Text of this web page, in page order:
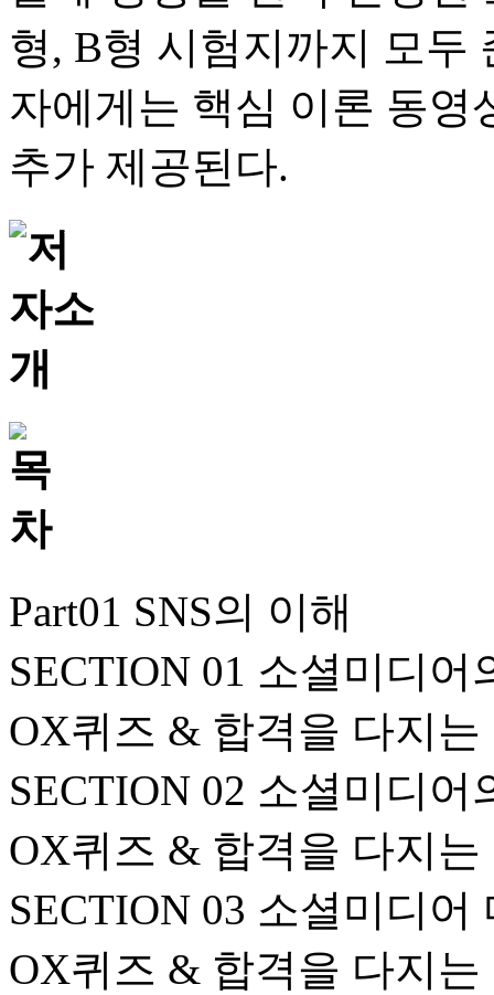
형, B형 시험지까지 모두
자에게는 핵심 이론 동영
추가 제공된다.
Part01 SNS의 이해
SECTION 01 소셜미디어
OX퀴즈 & 합격을 다지는
SECTION 02 소셜미디어
OX퀴즈 & 합격을 다지는
SECTION 03 소셜미디
OX퀴즈 & 합격을 다지는